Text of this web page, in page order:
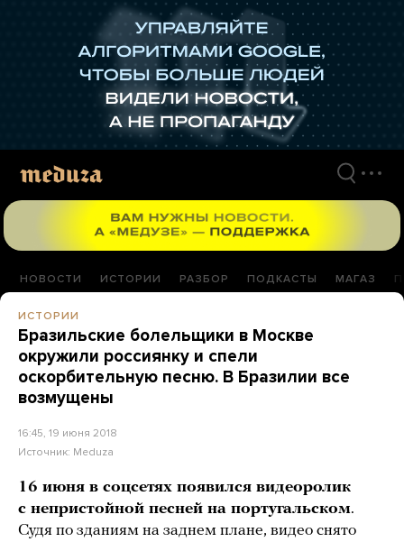
НОВОСТИ ИСТОРИИ РАЗБОР ПОДКАСТЫ МАГАЗ
ИСТОРИИ
Бразильские болельщики в Москве
окружили россиянку и спели
оскорбительную песню. В Бразилии все
возмущены
16:45, 19 июня 2018
Источник: Meduza
16 июня в соцсетях появился видеоролик
с непристойной песней на португальском.
Судя по зданиям на заднем плане, видео снято